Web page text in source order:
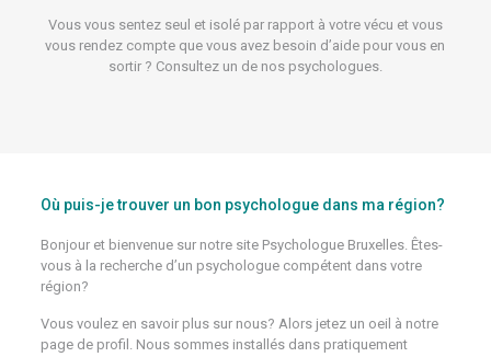
Vous vous sentez seul et isolé par rapport à votre vécu et vous
vous rendez compte que vous avez besoin d’aide pour vous en
sortir ? Consultez un de nos psychologues.
Où puis-je trouver un bon psychologue dans ma région?
Bonjour et bienvenue sur notre site Psychologue Bruxelles. Êtes-
vous à la recherche d’un psychologue compétent dans votre
région?
Vous voulez en savoir plus sur nous? Alors jetez un oeil à notre
page de profil. Nous sommes installés dans pratiquement